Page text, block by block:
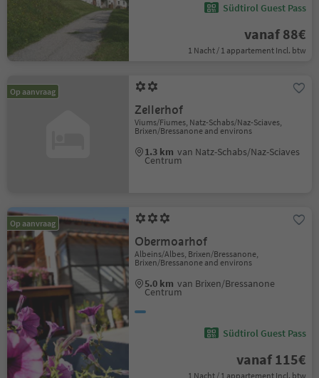
Südtirol Guest Pass
vanaf 88€
1 Nacht / 1 appartement Incl. btw
Op aanvraag
Zellerhof
Viums/Fiumes, Natz-Schabs/Naz-Sciaves,
Brixen/Bressanone and environs
1.3 km van Natz-Schabs/Naz-Sciaves
Centrum
Op aanvraag
Obermoarhof
Albeins/Albes, Brixen/Bressanone,
Brixen/Bressanone and environs
5.0 km van Brixen/Bressanone
Centrum
Südtirol Guest Pass
vanaf 115€
1 Nacht / 1 appartement Incl. btw